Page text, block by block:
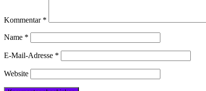
Kommentar *
Name *
E-Mail-Adresse *
Website